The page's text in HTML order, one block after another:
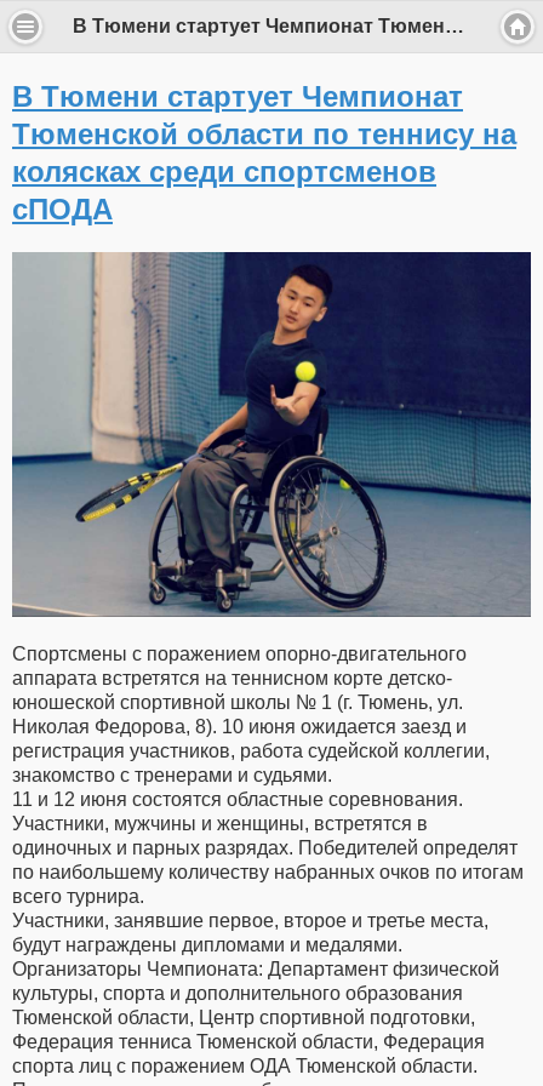
В Тюмени стартует Чемпионат Тюменской области по теннису на колясках среди спортсменов сПОДА
В Тюмени стартует Чемпионат
Тюменской области по теннису на
колясках среди спортсменов
сПОДА
Спортсмены с поражением опорно-двигательного
аппарата встретятся на теннисном корте детско-
юношеской спортивной школы № 1 (г. Тюмень, ул.
Николая Федорова, 8). 10 июня ожидается заезд и
регистрация участников, работа судейской коллегии,
знакомство с тренерами и судьями.
11 и 12 июня состоятся областные соревнования.
Участники, мужчины и женщины, встретятся в
одиночных и парных разрядах. Победителей определят
по наибольшему количеству набранных очков по итогам
всего турнира.
Участники, занявшие первое, второе и третье места,
будут награждены дипломами и медалями.
Организаторы Чемпионата: Департамент физической
культуры, спорта и дополнительного образования
Тюменской области, Центр спортивной подготовки,
Федерация тенниса Тюменской области, Федерация
спорта лиц с поражением ОДА Тюменской области.